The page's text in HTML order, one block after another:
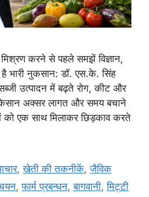
करने से पहले समझें विज्ञान,
भारी नुकसान: डॉ. एस.के. सिंह
उत्पादन में बढ़ते रोग, कीट और
अक्सर लागत और समय बचाने
को एक साथ मिलाकर छिड़काव करते
,खेती की तकनीकें,जैविक
,फार्म प्रबन्धन,बागवानी,मि‌ट्टी